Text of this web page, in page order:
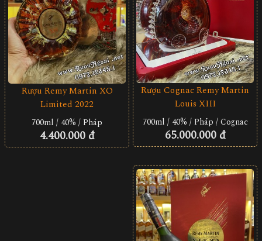
Rượu Remy Martin XO
Limited 2022
700ml / 40% / Pháp
4.400.000 đ
Rượu Cognac Remy Martin
Louis XIII
700ml / 40% / Pháp / Cognac
65.000.000 đ